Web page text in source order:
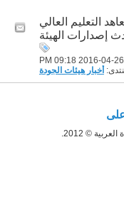
التعليم العالي
إصدارات الهيئة
09:18 PM
أخبار هيئات الجودة
© 2012.